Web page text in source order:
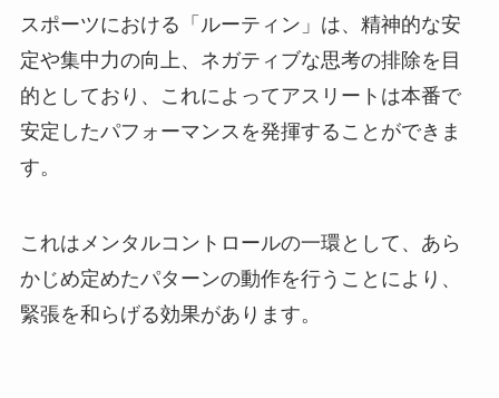
スポーツにおける「ルーティン」は、精神的な安
定や集中力の向上、ネガティブな思考の排除を目
的としており、これによってアスリートは本番で
安定したパフォーマンスを発揮することができま
す。
これはメンタルコントロールの一環として、あら
かじめ定めたパターンの動作を行うことにより、
緊張を和らげる効果があります。